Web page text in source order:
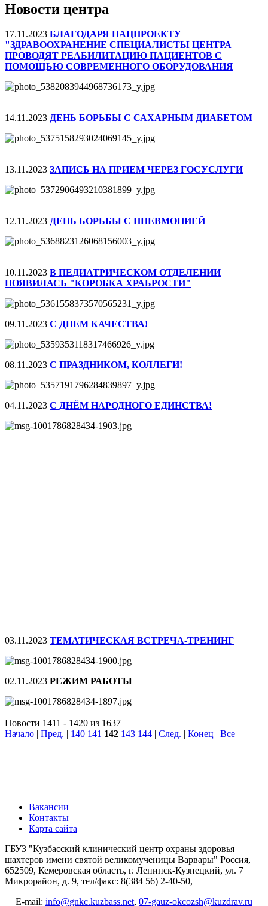
Новости центра
17.11.2023 БЛАГОДАРЯ НАЦПРОЕКТУ
"ЗДРАВООХРАНЕНИЕ СПЕЦИАЛИСТЫ ЦЕНТРА
ПРОВОДЯТ РЕАБИЛИТАЦИЮ ПАЦИЕНТОВ С
ПОМОЩЬЮ СОВРЕМЕННОГО ОБОРУДОВАНИЯ
14.11.2023 ДЕНЬ БОРЬБЫ С САХАРНЫМ ДИАБЕТОМ
13.11.2023 ЗАПИСЬ НА ПРИЕМ ЧЕРЕЗ ГОСУСЛУГИ
12.11.2023 ДЕНЬ БОРЬБЫ С ПНЕВМОНИЕЙ
10.11.2023 В ПЕДИАТРИЧЕСКОМ ОТДЕЛЕНИИ
ПОЯВИЛАСЬ "КОРОБКА ХРАБРОСТИ"
09.11.2023 С ДНЕМ КАЧЕСТВА!
08.11.2023 С ПРАЗДНИКОМ, КОЛЛЕГИ!
04.11.2023 С ДНЁМ НАРОДНОГО ЕДИНСТВА!
03.11.2023 ТЕМАТИЧЕСКАЯ ВСТРЕЧА-ТРЕНИНГ
02.11.2023 РЕЖИМ РАБОТЫ
Новости 1411 - 1420 из 1637
Начало
Пред. 140 141 142 143 144 След. Конец Все
Вакансии
Контакты
Карта сайта
ГБУЗ "Кузбасский клинический центр охраны здоровья
шахтеров имени святой великомученицы Варвары" Россия,
652509, Кемеровская область, г. Ленинск-Кузнецкий, ул. 7
Микрорайон, д. 9, тел/факс: 8(384 56) 2-40-50,
E-mail: info@gnkc.kuzbass.net, 07-gauz-okcozsh@kuzdrav.ru